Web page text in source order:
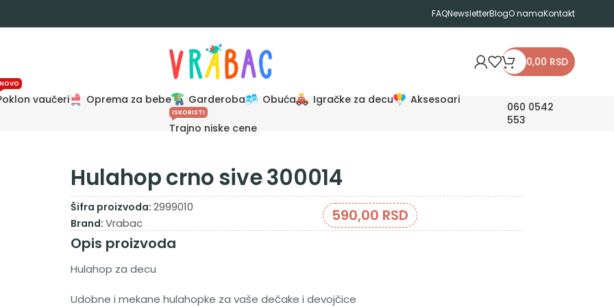
FAQNewsletterBlogO namaKontakt
0,00 RSD
vaučeri
NOVO
Oprema za bebe Garderoba Obuća Igračke za decu Aksesoari
Trajno niske cene
ISKORISTI
060 0542
553
Hulahop crno sive 300014
Šifra proizvoda: 2999010
Brand: Vrabac 590,00 RSD
Opis proizvoda
Hulahop za decu
Udobne i mekane hulahopke za vaše dečake i devojčice